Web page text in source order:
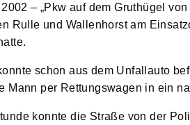
– „Pkw auf dem Gruthügel
Rulle und Wallenhorst am
schon aus dem Unfallauto
Mann per Rettungswagen in ein
konnte die Straße von der